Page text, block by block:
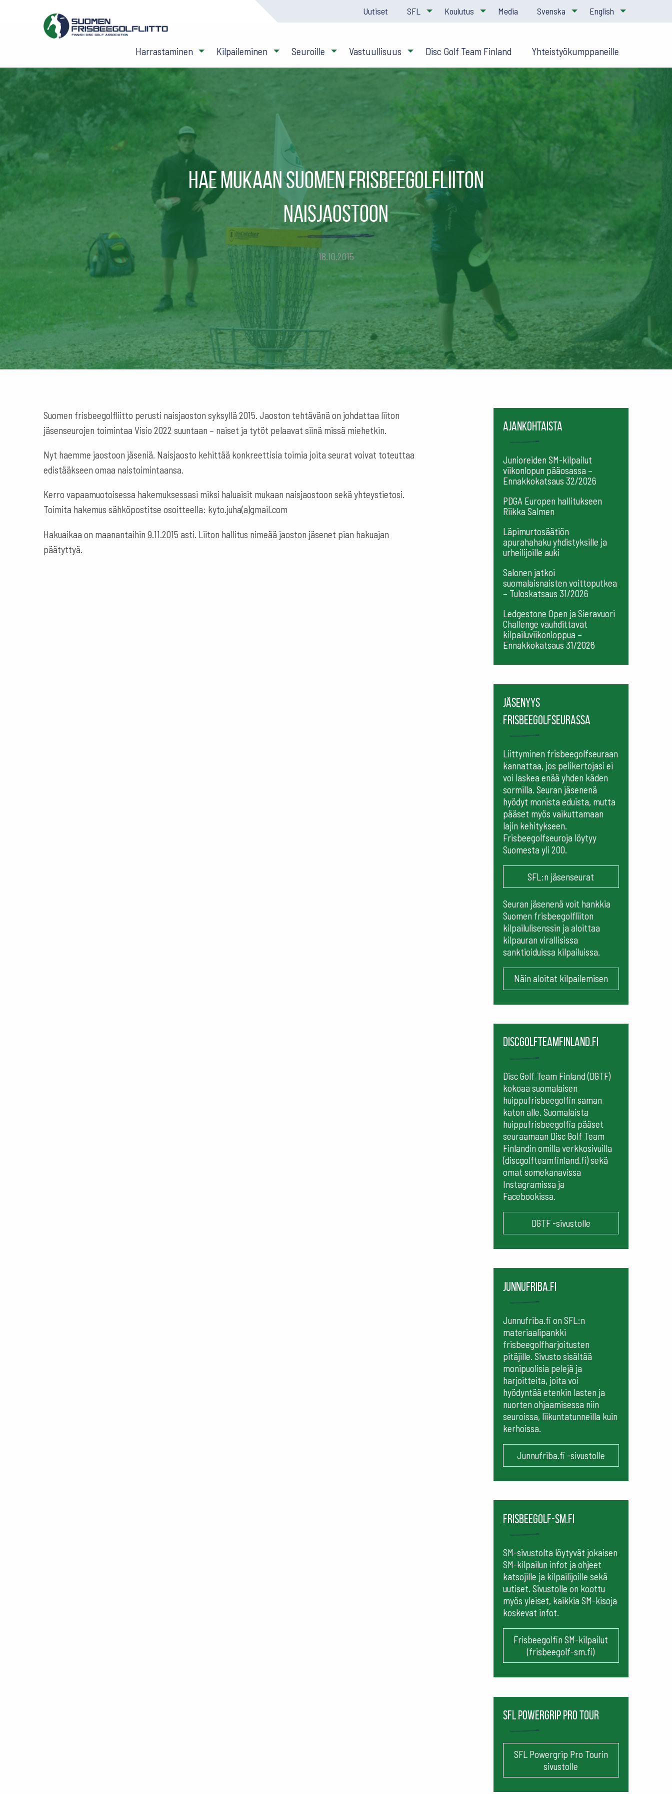
Uutiset SFL Koulutus Media Svenska English
Harrastaminen Kilpaileminen Seuroille Vastuullisuus Disc Golf Team Finland Yhteistyökumppaneille
Hae mukaan Suomen frisbeegolfliiton
naisjaostoon
18.10.2015
Suomen frisbeegolfliitto perusti naisjaoston syksyllä 2015. Jaoston tehtävänä on johdattaa liiton
jäsenseurojen toimintaa Visio 2022 suuntaan – naiset ja tytöt pelaavat siinä missä miehetkin.
Nyt haemme jaostoon jäseniä. Naisjaosto kehittää konkreettisia toimia joita seurat voivat toteuttaa
edistääkseen omaa naistoimintaansa.
Kerro vapaamuotoisessa hakemuksessasi miksi haluaisit mukaan naisjaostoon sekä yhteystietosi.
Toimita hakemus sähköpostitse osoitteella: kyto.juha(a)gmail.com
Hakuaikaa on maanantaihin 9.11.2015 asti. Liiton hallitus nimeää jaoston jäsenet pian hakuajan
päätyttyä.
Ajankohtaista
Junioreiden SM-kilpailut
viikonlopun pääosassa –
Ennakkokatsaus 32/2026
PDGA Europen hallitukseen
Riikka Salmen
Läpimurtosäätiön
apurahahaku yhdistyksille ja
urheilijoille auki
Salonen jatkoi
suomalaisnaisten voittoputkea
– Tuloskatsaus 31/2026
Ledgestone Open ja Sieravuori
Challenge vauhdittavat
kilpailuviikonloppua –
Ennakkokatsaus 31/2026
Jäsenyys
frisbeegolfseurassa
Liittyminen frisbeegolfseuraan
kannattaa, jos pelikertojasi ei
voi laskea enää yhden käden
sormilla. Seuran jäsenenä
hyödyt monista eduista, mutta
pääset myös vaikuttamaan
lajin kehitykseen.
Frisbeegolfseuroja löytyy
Suomesta yli 200.
SFL:n jäsenseurat
Seuran jäsenenä voit hankkia
Suomen frisbeegolfliiton
kilpailulisenssin ja aloittaa
kilpauran virallisissa
sanktioiduissa kilpailuissa.
Näin aloitat kilpailemisen
Discgolfteamfinland.fi
Disc Golf Team Finland (DGTF)
kokoaa suomalaisen
huippufrisbeegolfin saman
katon alle. Suomalaista
huippufrisbeegolfia pääset
seuraamaan Disc Golf Team
Finlandin omilla verkkosivuilla
(discgolfteamfinland.fi) sekä
omat somekanavissa
Instagramissa ja
Facebookissa.
DGTF -sivustolle
Junnufriba.fi
Junnufriba.fi on SFL:n
materiaalipankki
frisbeegolfharjoitusten
pitäjille. Sivusto sisältää
monipuolisia pelejä ja
harjoitteita, joita voi
hyödyntää etenkin lasten ja
nuorten ohjaamisessa niin
seuroissa, liikuntatunneilla kuin
kerhoissa.
Junnufriba.fi -sivustolle
frisbeegolf-sm.fi
SM-sivustolta löytyvät jokaisen
SM-kilpailun infot ja ohjeet
katsojille ja kilpailijoille sekä
uutiset. Sivustolle on koottu
myös yleiset, kaikkia SM-kisoja
koskevat infot.
Frisbeegolfin SM-kilpailut
(frisbeegolf-sm.fi)
SFL Powergrip Pro Tour
SFL Powergrip Pro Tourin
sivustolle